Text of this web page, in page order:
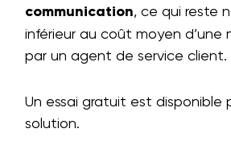
communication, ce qui reste
inférieur au coût moyen d’une
par un agent de service client.
Un essai gratuit est disponible
solution.